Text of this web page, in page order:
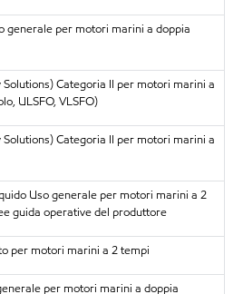
generale per motori marini a doppia
Categoria II per motori marini a
ULSFO, VLSFO)
Categoria II per motori marini a
Uso generale per motori marini a 2
guida operative del produttore
per motori marini a 2 tempi
per motori marini a doppia